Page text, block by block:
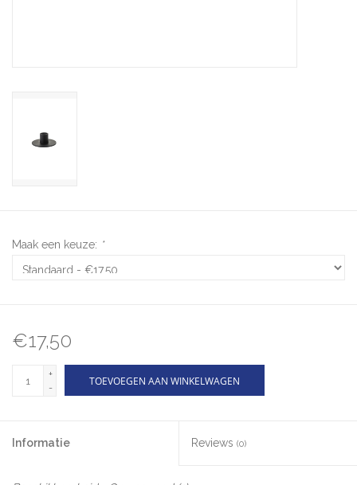
Maak een keuze: *
€17,50
+
-
TOEVOEGEN AAN WINKELWAGEN
Informatie Reviews (0)